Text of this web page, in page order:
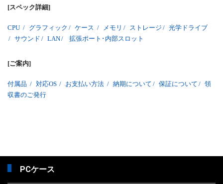
[スペック詳細]
CPU / グラフィック / ケース / メモリ / ストレージ / 光学ドライブ
/ サウンド / LAN/ 拡張ポート･内部スロット
[ご案内]
付属品 / 対応OS / お支払い方法 / 納期について / 保証について / 領
収書のご発行
PCケース